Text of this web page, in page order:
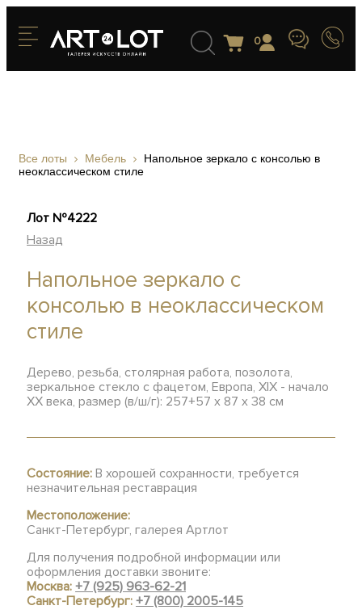
0
Все лоты Мебель
Напольное зеркало с консолью в
неоклассическом стиле
Лот №4222
Назад
Напольное зеркало с
консолью в неоклассическом
стиле
Дерево, резьба, столярная работа, позолота,
зеркальное стекло с фацетом, Европа, XIX - начало
XX века, размер (в/ш/г): 257+57 х 87 х 38 см
Состояние: В хорошей сохранности, требуется
незначительная реставрация
Местоположение:
Санкт-Петербург, галерея Артлот
Для получения подробной информации или
оформления доставки звоните:
Москва:+7 (925) 963-62-21
Санкт-Петербург:+7 (800) 2005-145